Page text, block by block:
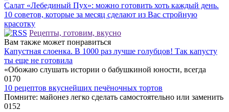
Салат «Лебединый Пух»: можно готовить хоть каждый день.
10 советов, которые за месяц сделают из Вас стройную
красотку
Рецепты, готовим, вкусно
Вам также может понравиться
Капустная слоенка. В 1000 раз лучше голубцов! Так капусту
ты еще не готовила
«Обожаю слушать истории о бабушкиной юности, всегда
0170
10 рецептов вкуснейших печёночных тортов
Помните: майонез легко сделать самостоятельно или заменить
0152